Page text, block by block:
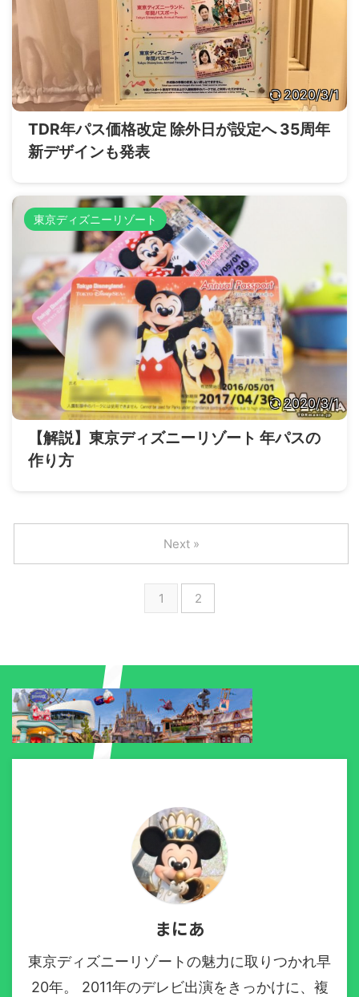
2020/3/1
TDR年パス価格改定 除外日が設定へ 35周年
新デザインも発表
東京ディズニーリゾート
2020/3/1
【解説】東京ディズニーリゾート 年パスの
作り方
1 2
Next »
まにあ
東京ディズニーリゾートの魅力に取りつかれ早
20年。 2011年のデレビ出演をきっかけに、複